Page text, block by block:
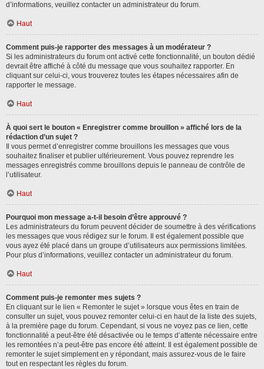
d’informations, veuillez contacter un administrateur du forum.
Haut
Comment puis-je rapporter des messages à un modérateur ?
Si les administrateurs du forum ont activé cette fonctionnalité, un bouton dédié
devrait être affiché à côté du message que vous souhaitez rapporter. En
cliquant sur celui-ci, vous trouverez toutes les étapes nécessaires afin de
rapporter le message.
Haut
À quoi sert le bouton « Enregistrer comme brouillon » affiché lors de la
rédaction d’un sujet ?
Il vous permet d’enregistrer comme brouillons les messages que vous
souhaitez finaliser et publier ultérieurement. Vous pouvez reprendre les
messages enregistrés comme brouillons depuis le panneau de contrôle de
l’utilisateur.
Haut
Pourquoi mon message a-t-il besoin d’être approuvé ?
Les administrateurs du forum peuvent décider de soumettre à des vérifications
les messages que vous rédigez sur le forum. Il est également possible que
vous ayez été placé dans un groupe d’utilisateurs aux permissions limitées.
Pour plus d’informations, veuillez contacter un administrateur du forum.
Haut
Comment puis-je remonter mes sujets ?
En cliquant sur le lien « Remonter le sujet » lorsque vous êtes en train de
consulter un sujet, vous pouvez remonter celui-ci en haut de la liste des sujets,
à la première page du forum. Cependant, si vous ne voyez pas ce lien, cette
fonctionnalité a peut-être été désactivée ou le temps d’attente nécessaire entre
les remontées n’a peut-être pas encore été atteint. Il est également possible de
remonter le sujet simplement en y répondant, mais assurez-vous de le faire
tout en respectant les règles du forum.